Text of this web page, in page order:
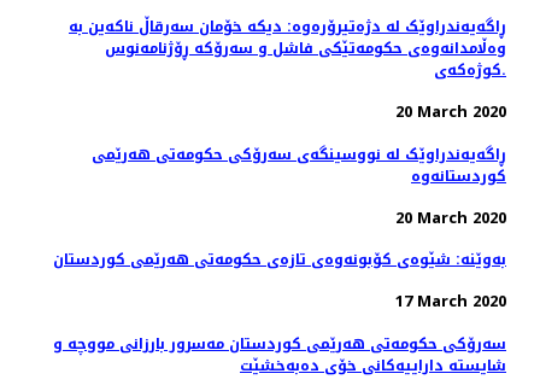
ڕاگەیەندراوێک لە دژەتیرۆرەوە: دیکە خۆمان سەرقاڵ ناکەین بە
وەڵامدانەوەی حکومەتێکی فاشل و سەرۆکە ڕۆژنامەنوس
کوژەکەی.
20 March 2020
ڕاگەیەندراوێک لە نووسینگەی سەرۆکی حکومەتی هەرێمی
کوردستانەوە
20 March 2020
بەوێنە: شێوەی کۆبونەوەی تازەی حکومەتی هەرێمی کوردستان
17 March 2020
سەرۆکی حکومەتی هەرێمی کوردستان مەسرور بارزانی مووچە و
شایستە داراییەکانی خۆی دەبەخشێت